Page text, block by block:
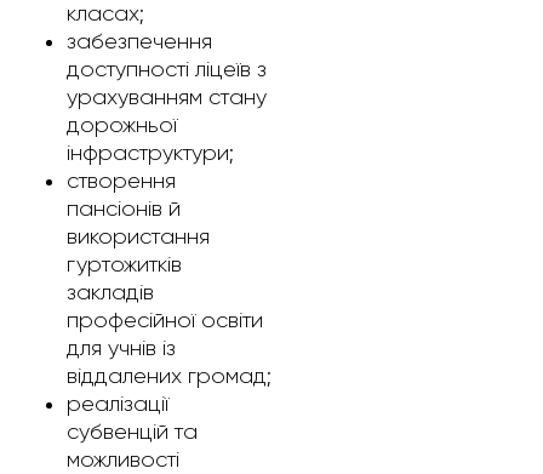
класах;
забезпечення
доступності ліцеїв з
урахуванням стану
дорожньої
інфраструктури;
створення
пансіонів й
використання
гуртожитків
закладів
професійної освіти
для учнів із
віддалених громад;
реалізації
субвенцій та
можливості